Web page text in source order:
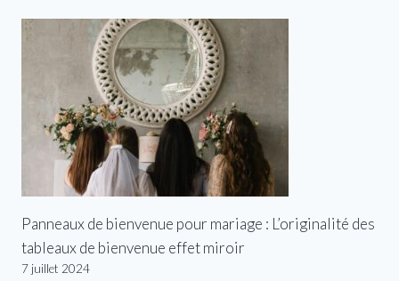
Panneaux de bienvenue pour mariage : L’originalité des
tableaux de bienvenue effet miroir
7 juillet 2024